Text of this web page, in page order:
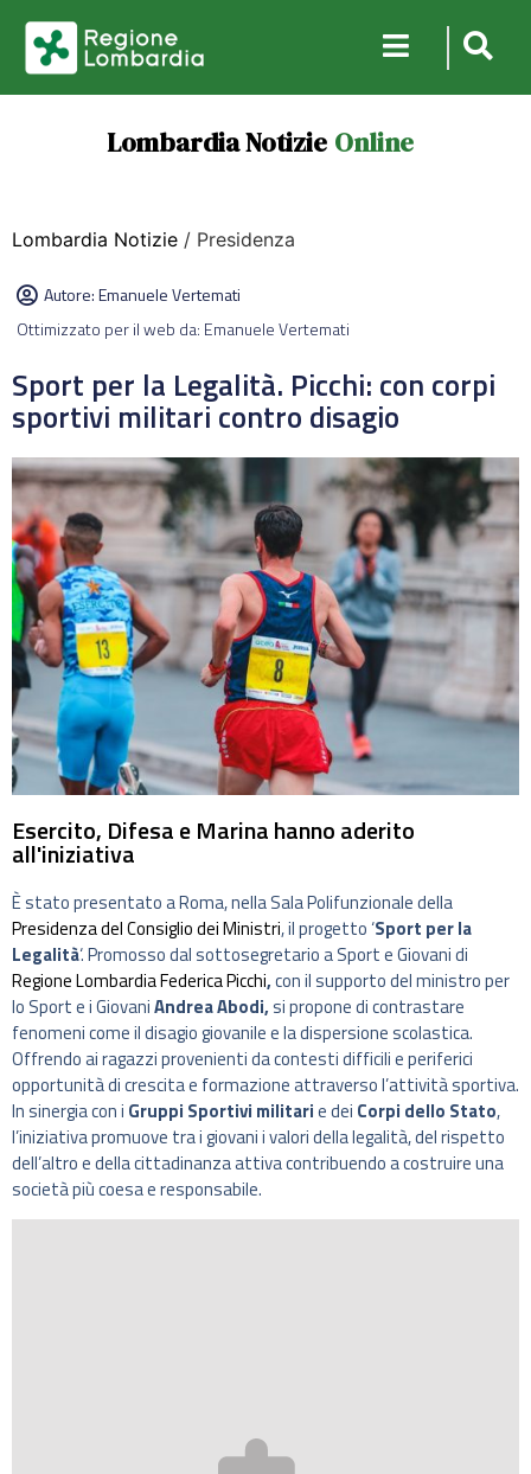
Lombardia Notizie Online
Lombardia Notizie / Presidenza
Autore:Emanuele Vertemati
Ottimizzato per il web da: Emanuele Vertemati
Sport per la Legalità. Picchi: con corpi
sportivi militari contro disagio
Esercito, Difesa e Marina hanno aderito
all'iniziativa
È stato presentato a Roma, nella Sala Polifunzionale della
Presidenza del Consiglio dei Ministri, il progetto ‘Sport per la
Legalità‘. Promosso dal sottosegretario a Sport e Giovani di
Regione LombardiaFederica Picchi,con il supporto del ministro per
lo Sport e i GiovaniAndrea Abodi,si propone di contrastare
fenomeni come il disagio giovanile e la dispersione scolastica.
Offrendo ai ragazzi provenienti da contesti difficili e periferici
opportunità di crescita e formazione attraverso l’attività sportiva.
In sinergia con i Gruppi Sportivi militarie dei Corpi dello Stato,
l’iniziativa promuove tra i giovani i valori della legalità, del rispetto
dell’altro e della cittadinanza attiva contribuendo a costruire una
società più coesa e responsabile.